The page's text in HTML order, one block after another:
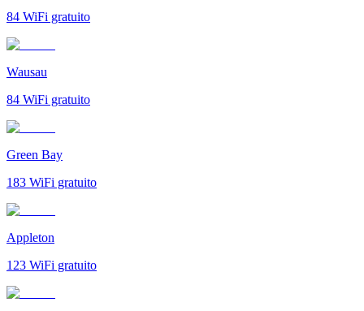
84 WiFi gratuito
Wausau
84 WiFi gratuito
Green Bay
183 WiFi gratuito
Appleton
123 WiFi gratuito